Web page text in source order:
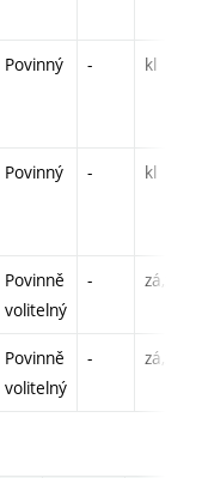
Povinný - kl
Povinný - kl
Povinně
volitelný
- zá,zk
Povinně
volitelný
- zá,zk